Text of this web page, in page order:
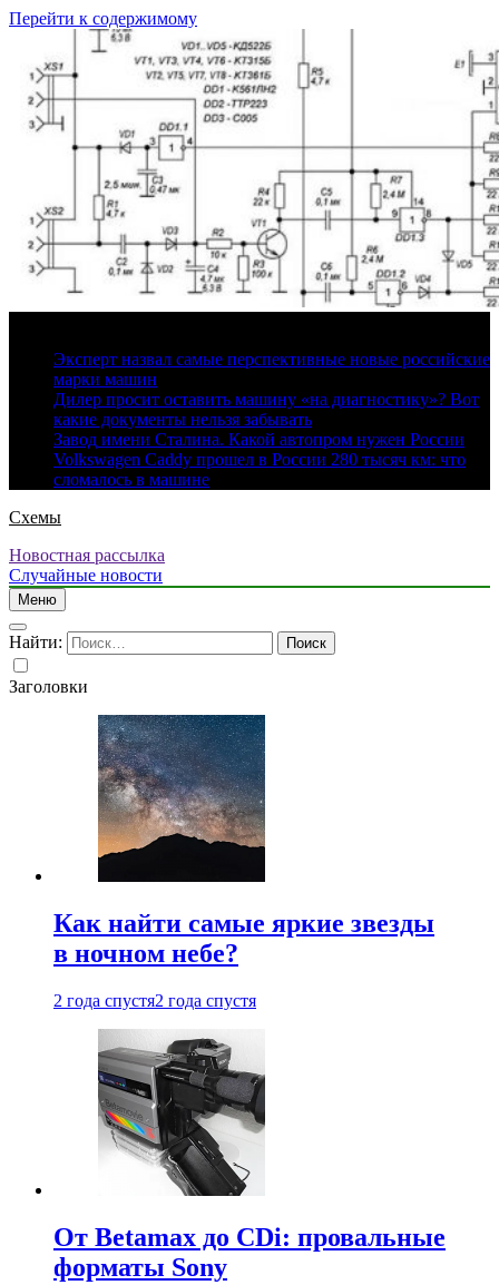
Перейти к содержимому
Эксперт назвал самые перспективные новые российские
марки машин
Дилер просит оставить машину «на диагностику»? Вот
какие документы нельзя забывать
Завод имени Сталина. Какой автопром нужен России
Volkswagen Caddy прошел в России 280 тысяч км: что
сломалось в машине
Схемы
Новостная рассылка
Случайные новости
Меню
Найти:
Заголовки
Как найти самые яркие звезды
в ночном небе?
2 года спустя2 года спустя
От Betamax до CDi: провальные
форматы Sony